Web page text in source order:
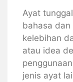
Ayat
bahasa dan
kelebihan
atau idea
jenis ayat